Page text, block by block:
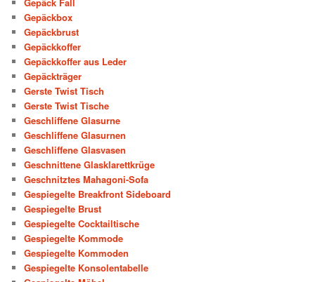
Gepäckbox
Gepäckbrust
Gepäckkoffer
Gepäckkoffer aus Leder
Gepäckträger
Gerste Twist Tisch
Gerste Twist Tische
Geschliffene Glasurne
Geschliffene Glasurnen
Geschliffene Glasvasen
Geschnittene Glasklarettkrüge
Geschnitztes Mahagoni-Sofa
Gespiegelte Breakfront Sideboard
Gespiegelte Brust
Gespiegelte Cocktailtische
Gespiegelte Kommode
Gespiegelte Kommoden
Gespiegelte Konsolentabelle